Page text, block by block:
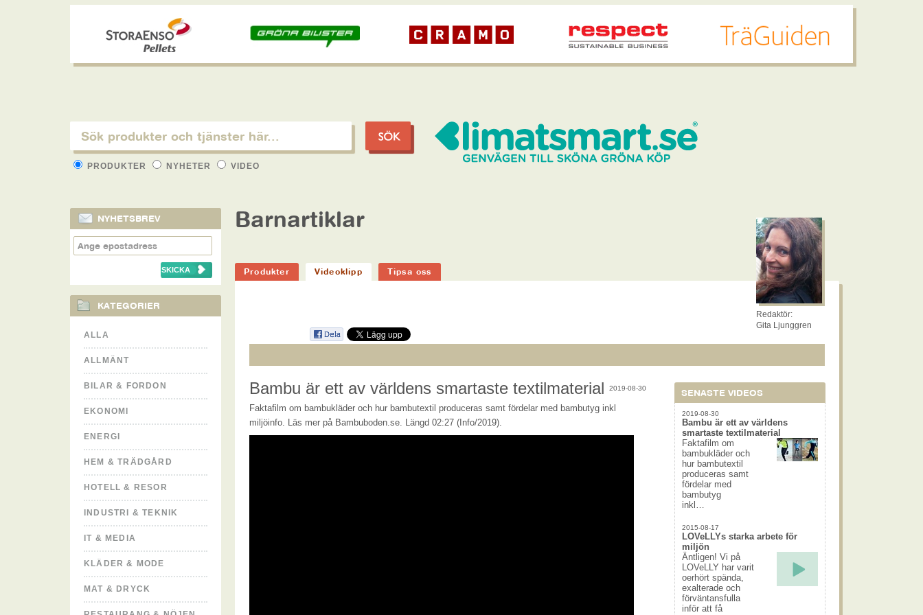
PRODUKTER NYHETER VIDEO
NYHETSBREV
KATEGORIER
ALLA
ALLMÄNT
BILAR & FORDON
EKONOMI
ENERGI
HEM & TRÄDGÅRD
HOTELL & RESOR
INDUSTRI & TEKNIK
IT & MEDIA
KLÄDER & MODE
MAT & DRYCK
Barnartiklar
Produkter Videoklipp Tipsa oss
Redaktör:
Gita Ljunggren
Bambu är ett av världens smartaste textilmaterial 2019-08-30
Faktafilm om bambukläder och hur bambutextil produceras samt fördelar med bambutyg inkl
miljöinfo. Läs mer på Bambuboden.se. Längd 02:27 (Info/2019).
SENASTE VIDEOS
2019-08-30
Bambu är ett av världens
smartaste textilmaterial
Faktafilm om
bambukläder och
hur bambutextil
produceras samt
fördelar med
bambutyg
inkl…
2015-08-17
LOVeLLYs starka arbete för
miljön
Äntligen! Vi på
LOVeLLY har varit
oerhört spända,
exalterade och
förväntansfulla
inför att få